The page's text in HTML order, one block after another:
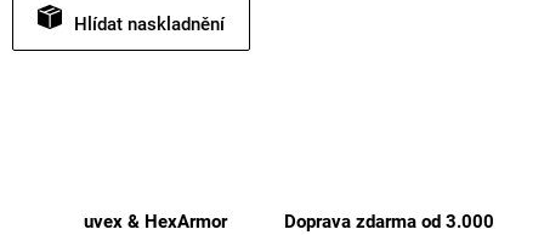
Hlídat
uvex & HexArmor
Doprava zdarma od 3.000